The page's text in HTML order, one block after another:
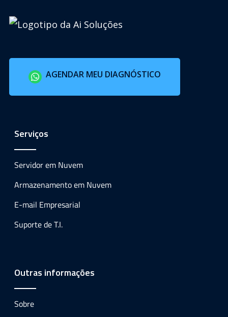
AGENDAR MEU DIAGNÓSTICO
Serviços
Servidor em Nuvem
Armazenamento em Nuvem
E-mail Empresarial
Suporte de T.I.
Outras informações
Sobre